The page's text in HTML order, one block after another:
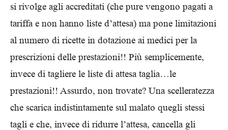
si rivolge agli accreditati (che pure vengono pagati a
tariffa e non hanno liste d’attesa) ma pone limitazioni
al numero di ricette in dotazione ai medici per la
prescrizioni delle prestazioni!! Più semplicemente,
invece di tagliere le liste di attesa taglia…le
prestazioni!! Assurdo, non trovate? Una scelleratezza
che scarica indistintamente sul malato quegli stessi
tagli e che, invece di ridurre l’attesa, cancella gli